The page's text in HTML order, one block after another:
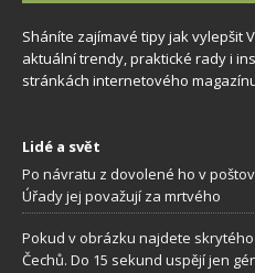
Sháníte zajímavé tipy jak vylepšit
aktuální trendy, praktické rady i
stránkách internetového
Lidé a svět
Po návratu z dovolené ho v
Úřady jej považují za mrtvého
Pokud v obrázku najdete skrytého
Čechů. Do 15 sekund uspějí jen